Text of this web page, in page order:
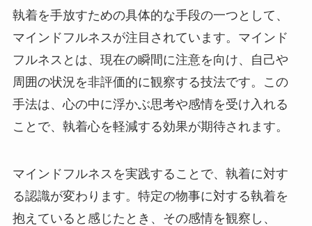
執着を手放すための具体的な手段の一つとして、
マインドフルネスが注目されています。マインド
フルネスとは、現在の瞬間に注意を向け、自己や
周囲の状況を非評価的に観察する技法です。この
手法は、心の中に浮かぶ思考や感情を受け入れる
ことで、執着心を軽減する効果が期待されます。
マインドフルネスを実践することで、執着に対す
る認識が変わります。特定の物事に対する執着を
抱えていると感じたとき、その感情を観察し、